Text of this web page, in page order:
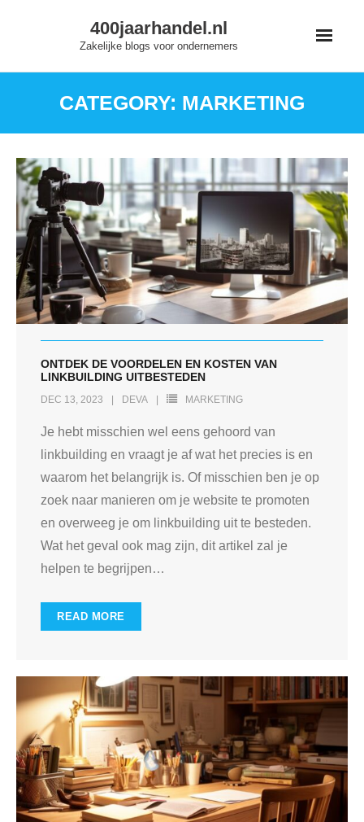
400jaarhandel.nl
Zakelijke blogs voor ondernemers
CATEGORY: MARKETING
ONTDEK DE VOORDELEN EN KOSTEN VAN
LINKBUILDING UITBESTEDEN
DEC 13, 2023 DEVA MARKETING
Je hebt misschien wel eens gehoord van
linkbuilding en vraagt je af wat het precies is en
waarom het belangrijk is. Of misschien ben je op
zoek naar manieren om je website te promoten
en overweeg je om linkbuilding uit te besteden.
Wat het geval ook mag zijn, dit artikel zal je
helpen te begrijpen…
READ MORE